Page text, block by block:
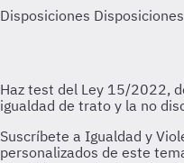
Disposiciones Disposiciones